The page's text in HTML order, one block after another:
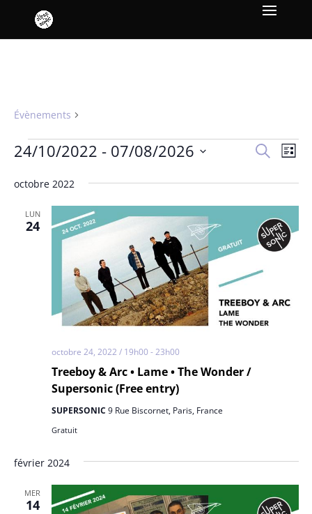
Évènements
Évènements
de
vues
Recherche
de
Liste
24/10/2022 - 07/08/2026
une
octobre 2022
LUN
24
Treeboy & Arc • Lame • The Wonder /
Supersonic (Free entry)
octobre 24, 2022 / 19h00 -23h00
SUPERSONIC 9 Rue Biscornet, Paris, France
Gratuit
février 2024
MER
14